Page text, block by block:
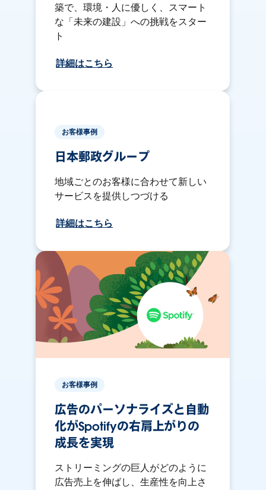
築で、環境・人に優しく、スマート
な「未来の建設」への挑戦をスター
ト
詳細はこちら
お客様事例
日本郵政グループ
地域ごとのお客様に合わせて新しい
サービスを提供しつづける
詳細はこちら
お客様事例
広告のパーソナライズと自動
化がSpotifyの右肩上がりの
成長を実現
ストリーミングの巨人がどのように
広告売上を伸ばし、生産性を向上さ